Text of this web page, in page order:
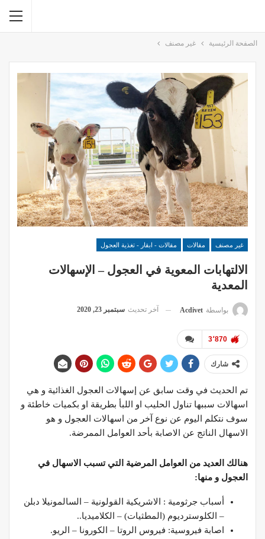
الصفحة الرئيسية غير مصنف
غير مصنف مقالات مقالات - ابقار - تغذية العجول
الالتهابات المعوية في العجول – الإسهالات
المعدية
بواسطة Acdivet آخر تحديث سبتمبر 23, 2020
3٬870
شارك
تم الحديث في وقت سابق عن إسهالات العجول الغذائية و هي
اسهالات سببها تناول الحليب او اللبأ بطريقة او بكميات خاطئة و
سوف نتكلم اليوم عن نوع آخر من اسهالات العجول و هو
الاسهال الناتج عن الاصابة بأحد العوامل الممرضة.
هنالك العديد من العوامل المرضية التي تسبب الاسهال في
العجول و منها:
أسباب جرثومية : الاشريكية القولونية – السالمونيلا دبلن
– الكلوسترديوم (المطثيات) – الكلاميديا..
اصابة فيروسية: فيروس الروتا – الكورونا – الريو.